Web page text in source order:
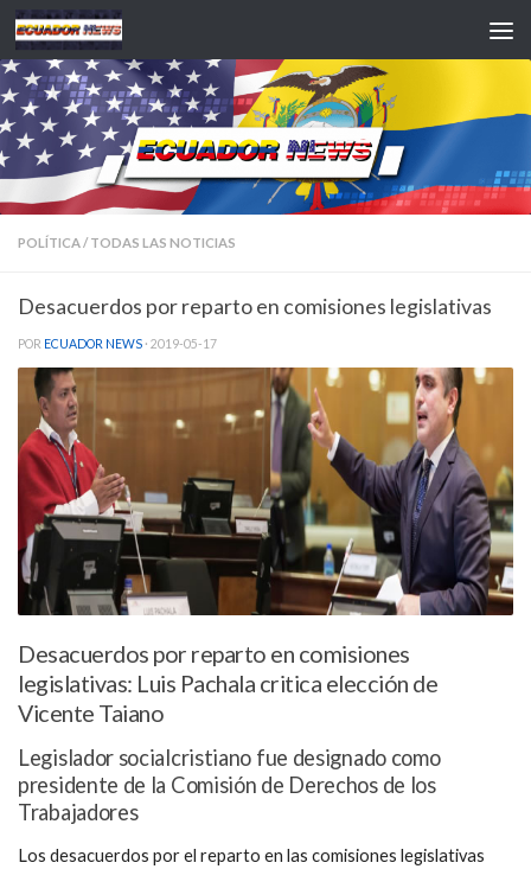
Saltar al contenido
POLÍTICA/ TODAS LAS NOTICIAS
Desacuerdos por reparto en comisiones legislativas
POR ECUADOR NEWS · 2019-05-17
Desacuerdos por reparto en comisiones
legislativas: Luis Pachala critica elección de
Vicente Taiano
Legislador socialcristiano fue designado como
presidente de la Comisión de Derechos de los
Trabajadores
Los desacuerdos por el reparto en las comisiones legislativas